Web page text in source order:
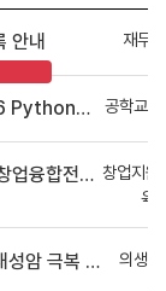
안내 재무
어 프로그램 신청 안내 공학교
전공 안내
창업지원
육
포지엄 8월 24일 ~ 25일 의생